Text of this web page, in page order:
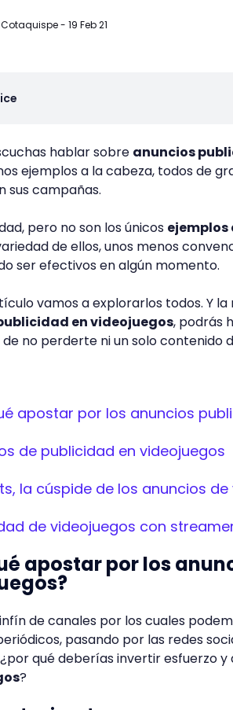
- 19 Feb 21
hablar sobre anuncios
ejemplos a la cabeza, todos de
sus campañas.
pero no son los únicos ejemplos
de ellos, unos menos
ser efectivos en algún momento.
vamos a explorarlos todos. Y
en videojuegos, podrás
no perderte ni un solo contenido
apostar por los anuncios
de publicidad en videojuegos
la cúspide de los anuncios
de videojuegos con
apostar por los
de canales por los cuales
pasando por las redes
qué deberías invertir esfuerzo y
?